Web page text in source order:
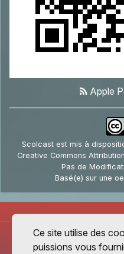
Apple
Scolcast est mis à
Creative Commons
Pas de
Basé(e) sur une
Ce site utilise des
puissions vous